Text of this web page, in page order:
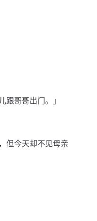
哥哥出门。」
但今天却不见母亲